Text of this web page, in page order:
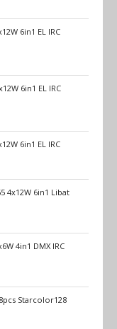
6in1 EL IRC
6in1 EL IRC
6in1 EL IRC
4x12W 6in1 Libat
4in1 DMX IRC
Starcolor128